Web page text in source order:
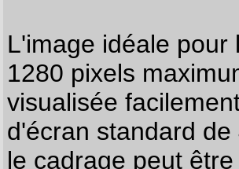
L'image idéale pour
1280 pixels
visualisée
d'écran standard
le cadrage peut